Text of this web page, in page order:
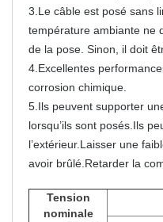
3.Le câble est posé sans
température ambiante ne
de la pose. Sinon, il doit
4.Excellentes
corrosion chimique.
5.Ils peuvent supporter
lorsqu’ils sont posés.Ils
l’extérieur.Laisser une
avoir brûlé.Retarder la
Tension
nominale
No. x